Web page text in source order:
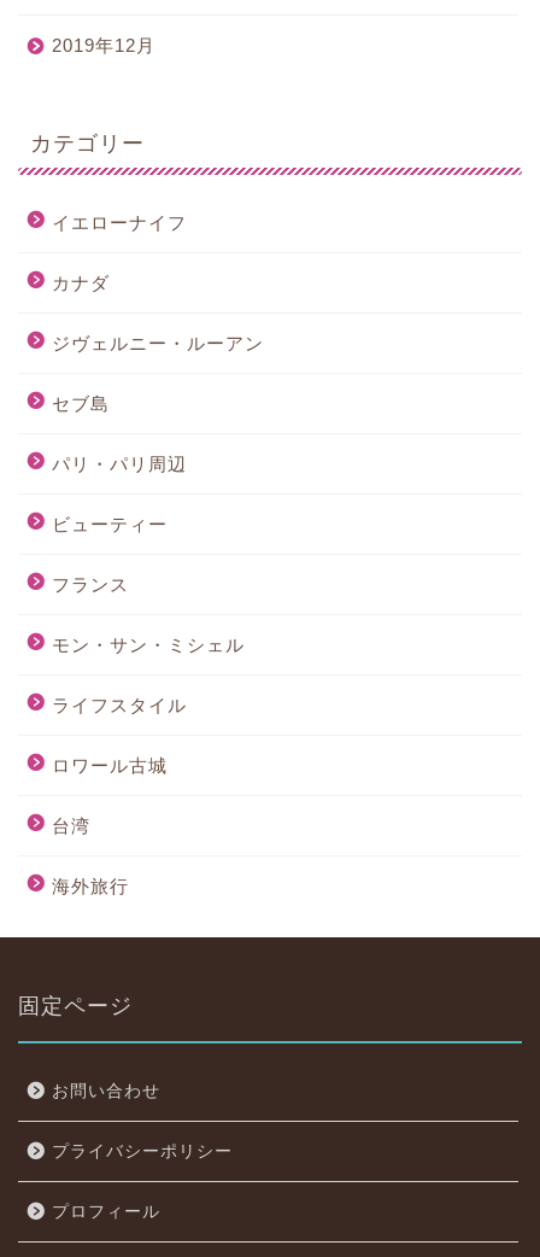
2019年12月
カテゴリー
イエローナイフ
カナダ
ジヴェルニー・ルーアン
セブ島
パリ・パリ周辺
ビューティー
フランス
モン・サン・ミシェル
ライフスタイル
ロワール古城
台湾
海外旅行
固定ページ
お問い合わせ
プライバシーポリシー
プロフィール